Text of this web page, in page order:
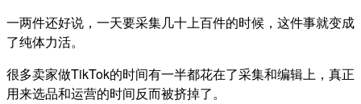
一两件还好说，一天要采集几十上百件的时候，这件事就变成
了纯体力活。
很多卖家做TikTok的时间有一半都花在了采集和编辑上，真正
用来选品和运营的时间反而被挤掉了。